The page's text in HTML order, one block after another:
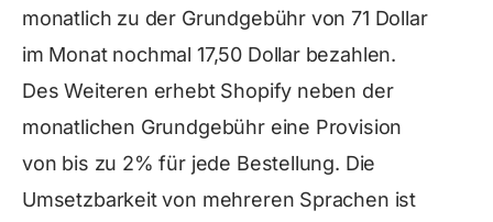
monatlich zu der Grundgebühr von 71 Dollar
im Monat nochmal 17,50 Dollar bezahlen.
Des Weiteren erhebt Shopify neben der
monatlichen Grundgebühr eine Provision
von bis zu 2% für jede Bestellung. Die
Umsetzbarkeit von mehreren Sprachen ist